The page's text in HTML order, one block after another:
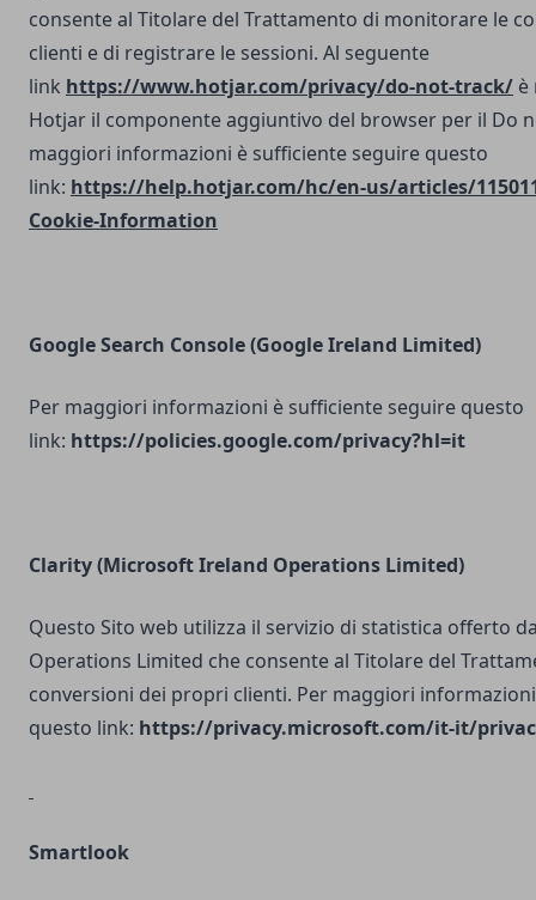
consente al Titolare del Trattamento di monitorare le
clienti e di registrare le sessioni. Al seguente
link https://www.hotjar.com/privacy/do-not-track/ è
Hotjar il componente aggiuntivo del browser per il Do
maggiori informazioni è sufficiente seguire questo
link: https://help.hotjar.com/hc/en-us/articles/
Cookie-Information
Google Search Console(Google Ireland Limited)
Per maggiori informazioni è sufficiente seguire questo
link: https://policies.google.com/privacy?hl=it
Clarity (Microsoft Ireland Operations Limited)
Questo Sito web utilizza il servizio di statistica offerto
Operations Limited che consente al Titolare del
conversioni dei propri clienti. Per maggiori
questo link: https://privacy.microsoft.com/it-it/
Smartlook